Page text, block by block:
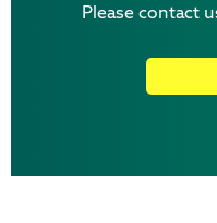
Please contact